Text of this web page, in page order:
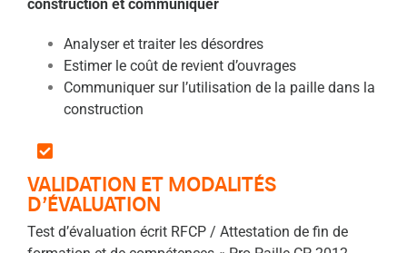
construction et communiquer
Analyser et traiter les désordres
Estimer le coût de revient d’ouvrages
Communiquer sur l’utilisation de la paille dans la
construction
VALIDATION ET MODALITÉS
D’ÉVALUATION
Test d’évaluation écrit RFCP / Attestation de fin de